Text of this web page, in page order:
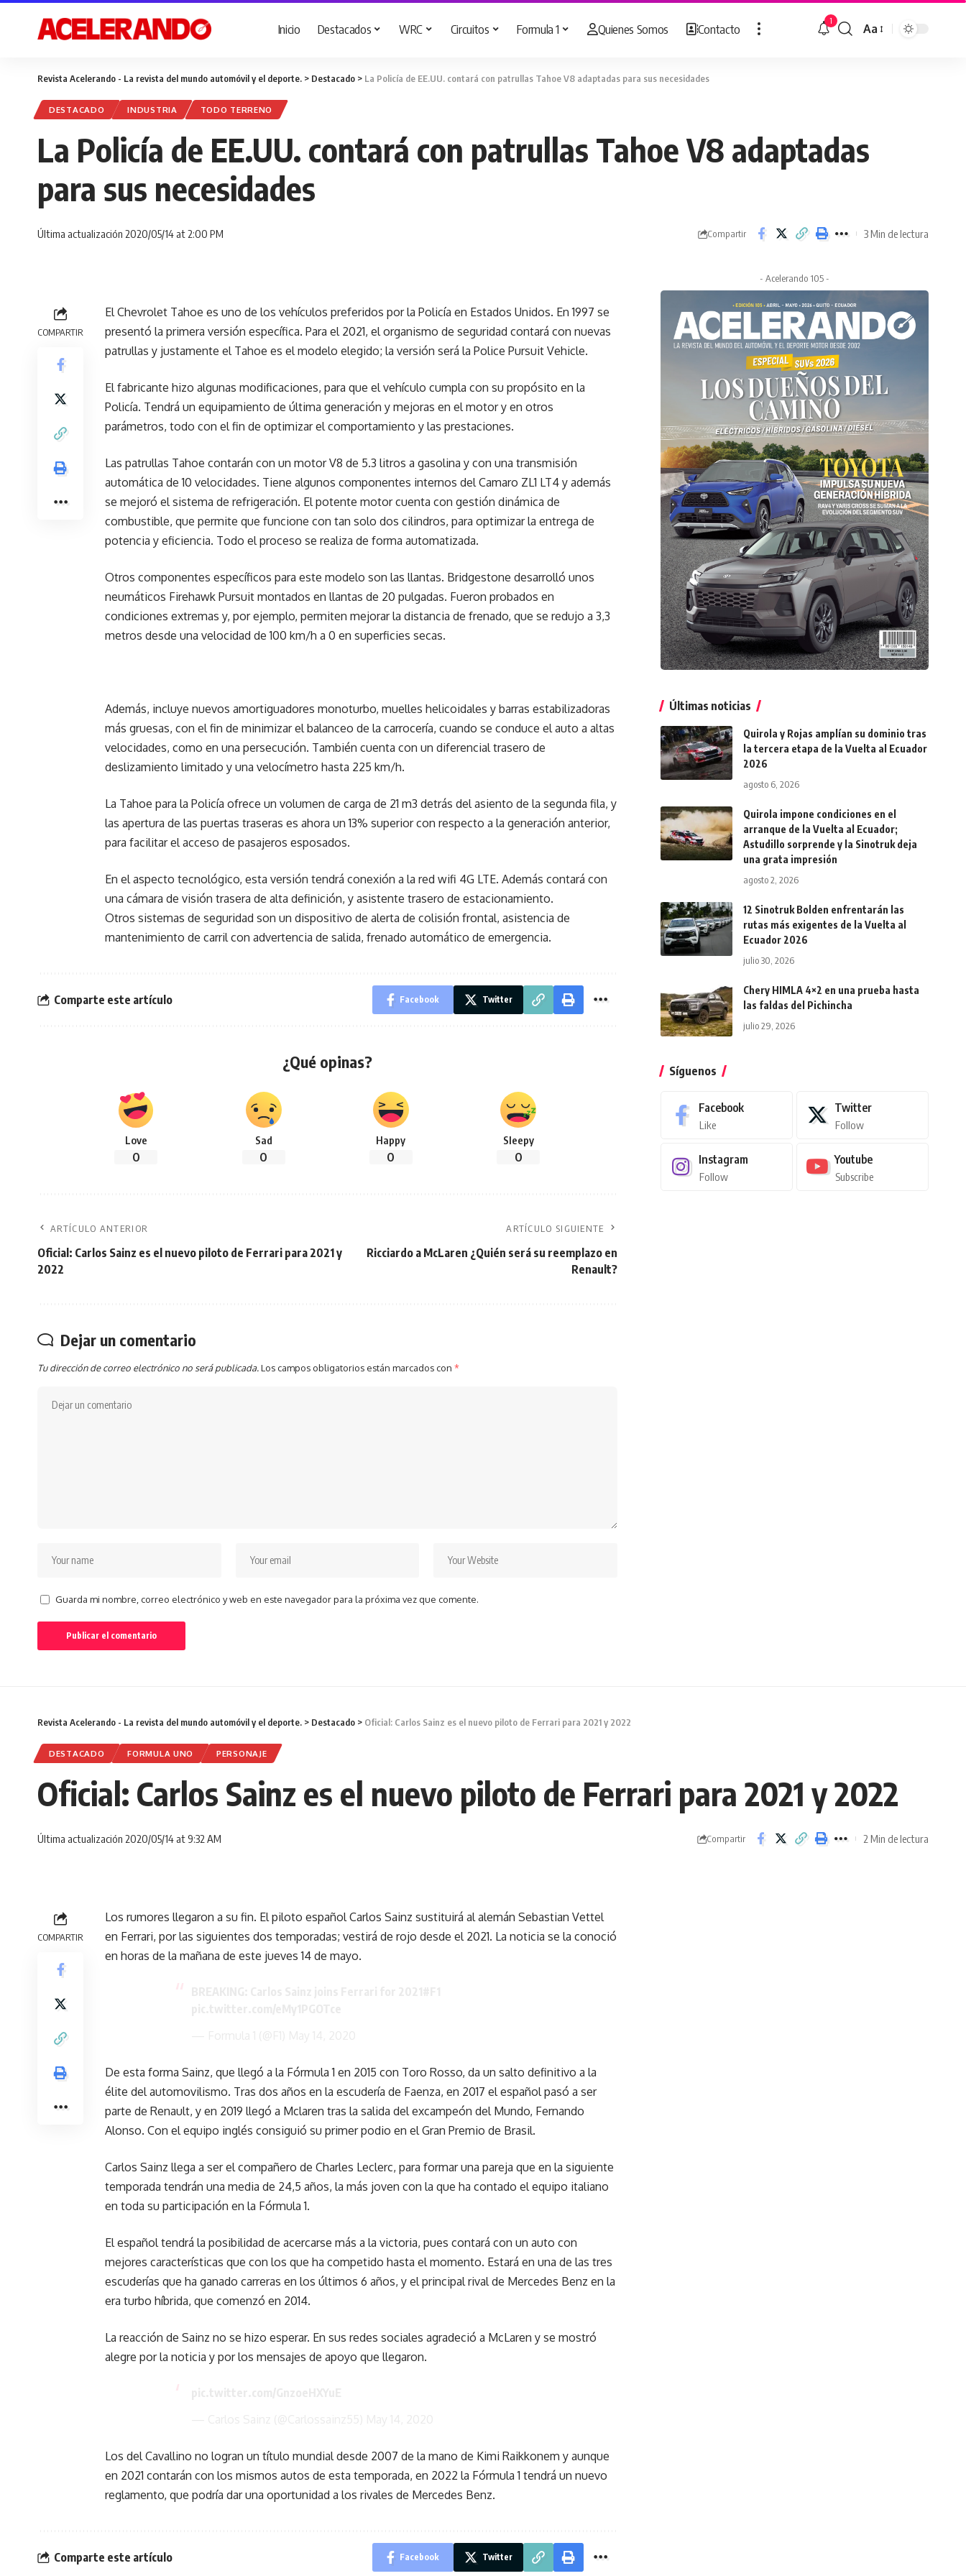
Inicio Destacados WRC Circuitos Formula 1 Quienes Somos Contacto 1
Cambiar
Aa
Revista Acelerando - La revista del mundo automóvil y el deporte. > Destacado > La Policía de EE.UU. contará con patrullas Tahoe V8 adaptadas para sus necesidades
DESTACADO INDUSTRIA TODO TERRENO
La Policía de EE.UU. contará con patrullas Tahoe V8 adaptadas
para sus necesidades
Última actualización 2020/05/14 at 2:00 PM Compartir 3 Min de lectura
COMPARTIR
El Chevrolet Tahoe es uno de los vehículos preferidos por la Policía en Estados Unidos. En 1997 se
presentó la primera versión específica. Para el 2021, el organismo de seguridad contará con nuevas
patrullas y justamente el Tahoe es el modelo elegido; la versión será la Police Pursuit Vehicle.
El fabricante hizo algunas modificaciones, para que el vehículo cumpla con su propósito en la
Policía. Tendrá un equipamiento de última generación y mejoras en el motor y en otros
parámetros, todo con el fin de optimizar el comportamiento y las prestaciones.
Las patrullas Tahoe contarán con un motor V8 de 5.3 litros a gasolina y con una transmisión
automática de 10 velocidades. Tiene algunos componentes internos del Camaro ZL1 LT4 y además
se mejoró el sistema de refrigeración. El potente motor cuenta con gestión dinámica de
combustible, que permite que funcione con tan solo dos cilindros, para optimizar la entrega de
potencia y eficiencia. Todo el proceso se realiza de forma automatizada.
Otros componentes específicos para este modelo son las llantas. Bridgestone desarrolló unos
neumáticos Firehawk Pursuit montados en llantas de 20 pulgadas. Fueron probados en
condiciones extremas y, por ejemplo, permiten mejorar la distancia de frenado, que se redujo a 3,3
metros desde una velocidad de 100 km/h a 0 en superficies secas.
Además, incluye nuevos amortiguadores monoturbo, muelles helicoidales y barras estabilizadoras
más gruesas, con el fin de minimizar el balanceo de la carrocería, cuando se conduce el auto a altas
velocidades, como en una persecución. También cuenta con un diferencial trasero de
deslizamiento limitado y una velocímetro hasta 225 km/h.
La Tahoe para la Policía ofrece un volumen de carga de 21 m3 detrás del asiento de la segunda fila, y
las apertura de las puertas traseras es ahora un 13% superior con respecto a la generación anterior,
para facilitar el acceso de pasajeros esposados.
En el aspecto tecnológico, esta versión tendrá conexión a la red wifi 4G LTE. Además contará con
una cámara de visión trasera de alta definición, y asistente trasero de estacionamiento.
Otros sistemas de seguridad son un dispositivo de alerta de colisión frontal, asistencia de
mantenimiento de carril con advertencia de salida, frenado automático de emergencia.
Comparte este artículo Facebook Twitter
¿Qué opinas?
Love
0
Sad
0
Happy
0
Sleepy
0
ARTÍCULO ANTERIOR
Oficial: Carlos Sainz es el nuevo piloto de Ferrari para 2021 y
2022
ARTÍCULO SIGUIENTE
Ricciardo a McLaren ¿Quién será su reemplazo en
Renault?
Dejar un comentario
Tu dirección de correo electrónico no será publicada.Los campos obligatorios están marcados con *
Guarda mi nombre, correo electrónico y web en este navegador para la próxima vez que comente.
- Acelerando 105 -
Últimas noticias
Quirola y Rojas amplían su dominio tras
la tercera etapa de la Vuelta al Ecuador
2026
agosto 6, 2026
Quirola impone condiciones en el
arranque de la Vuelta al Ecuador;
Astudillo sorprende y la Sinotruk deja
una grata impresión
agosto 2, 2026
12 Sinotruk Bolden enfrentarán las
rutas más exigentes de la Vuelta al
Ecuador 2026
julio 30, 2026
Chery HIMLA 4×2 en una prueba hasta
las faldas del Pichincha
julio 29, 2026
Síguenos
Facebook
Like
Twitter
Follow
Instagram
Follow
Youtube
Subscribe
Revista Acelerando - La revista del mundo automóvil y el deporte. > Destacado > Oficial: Carlos Sainz es el nuevo piloto de Ferrari para 2021 y 2022
DESTACADO FORMULA UNO PERSONAJE
Oficial: Carlos Sainz es el nuevo piloto de Ferrari para 2021 y 2022
Última actualización 2020/05/14 at 9:32 AM Compartir 2 Min de lectura
COMPARTIR
Los rumores llegaron a su fin. El piloto español Carlos Sainz sustituirá al alemán Sebastian Vettel
en Ferrari, por las siguientes dos temporadas; vestirá de rojo desde el 2021. La noticia se la conoció
en horas de la mañana de este jueves 14 de mayo.
De esta forma Sainz, que llegó a la Fórmula 1 en 2015 con Toro Rosso, da un salto definitivo a la
élite del automovilismo. Tras dos años en la escudería de Faenza, en 2017 el español pasó a ser
parte de Renault, y en 2019 llegó a Mclaren tras la salida del excampeón del Mundo, Fernando
Alonso. Con el equipo inglés consiguió su primer podio en el Gran Premio de Brasil.
Carlos Sainz llega a ser el compañero de Charles Leclerc, para formar una pareja que en la siguiente
temporada tendrán una media de 24,5 años, la más joven con la que ha contado el equipo italiano
en toda su participación en la Fórmula 1.
El español tendrá la posibilidad de acercarse más a la victoria, pues contará con un auto con
mejores características que con los que ha competido hasta el momento. Estará en una de las tres
escuderías que ha ganado carreras en los últimos 6 años, y el principal rival de Mercedes Benz en la
era turbo híbrida, que comenzó en 2014.
La reacción de Sainz no se hizo esperar. En sus redes sociales agradeció a McLaren y se mostró
alegre por la noticia y por los mensajes de apoyo que llegaron.
Los del Cavallino no logran un título mundial desde 2007 de la mano de Kimi Raikkonem y aunque
en 2021 contarán con los mismos autos de esta temporada, en 2022 la Fórmula 1 tendrá un nuevo
reglamento, que podría dar una oportunidad a los rivales de Mercedes Benz.
Comparte este artículo Facebook Twitter